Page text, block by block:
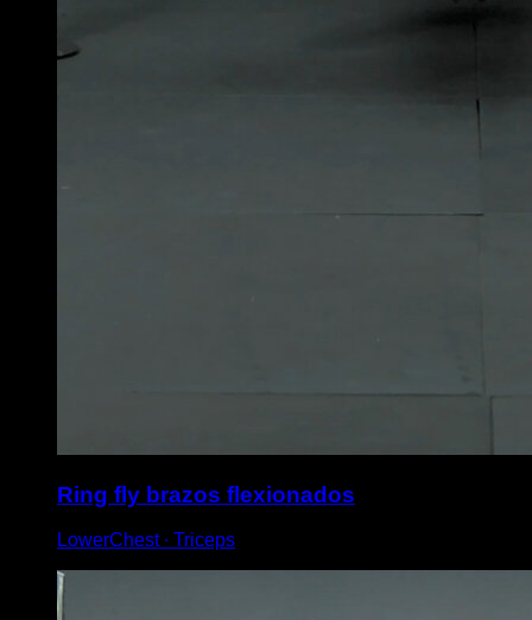
Ring fly brazos flexionados
LowerChest ∙ Triceps